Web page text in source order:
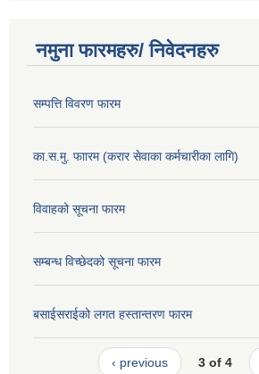
नमुना फारमहरु/ निवेदनहरु
सम्पत्ति विवरण फारम
का.स.मु. फाारम (करार सेवाका कर्मचारीका लागि)
विवाहको सूचना फारम
सम्बन्ध विच्छेदको सूचना फारम
बसाईसराईको लगत हस्तान्तरण फारम
‹ previous 3 of 4